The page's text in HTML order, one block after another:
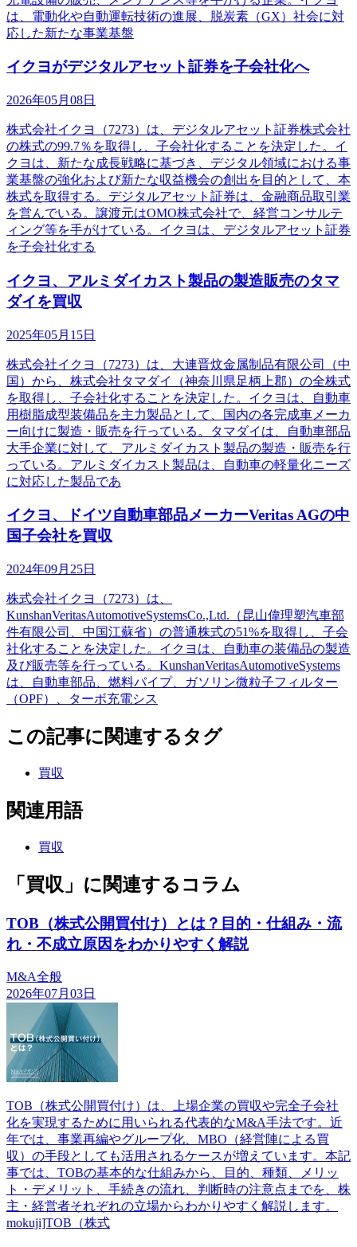
は、電動化や自動運転技術の進展、脱炭素（GX）社会に対
応した新たな事業基盤
イクヨがデジタルアセット証券を子会社化へ
2026年05月08日
株式会社イクヨ（7273）は、デジタルアセット証券株式会社
の株式の99.7％を取得し、子会社化することを決定した。イ
クヨは、新たな成長戦略に基づき、デジタル領域における事
業基盤の強化および新たな収益機会の創出を目的として、本
株式を取得する。デジタルアセット証券は、金融商品取引業
を営んでいる。譲渡元はOMO株式会社で、経営コンサルテ
ィング等を手がけている。イクヨは、デジタルアセット証券
を子会社化する
イクヨ、アルミダイカスト製品の製造販売のタマ
ダイを買収
2025年05月15日
株式会社イクヨ（7273）は、大連晋炆金属制品有限公司（中
国）から、株式会社タマダイ（神奈川県足柄上郡）の全株式
を取得し、子会社化することを決定した。イクヨは、自動車
用樹脂成型装備品を主力製品として、国内の各完成車メーカ
ー向けに製造・販売を行っている。タマダイは、自動車部品
大手企業に対して、アルミダイカスト製品の製造・販売を行
っている。アルミダイカスト製品は、自動車の軽量化ニーズ
に対応した製品であ
イクヨ、ドイツ自動車部品メーカーVeritas AGの中
国子会社を買収
2024年09月25日
株式会社イクヨ（7273）は、
KunshanVeritasAutomotiveSystemsCo.,Ltd.（昆山偉理塑汽車部
件有限公司、中国江蘇省）の普通株式の51%を取得し、子会
社化することを決定した。イクヨは、自動車の装備品の製造
及び販売等を行っている。KunshanVeritasAutomotiveSystems
は、自動車部品、燃料パイプ、ガソリン微粒子フィルター
（OPF）、ターボ充電シス
この記事に関連するタグ
買収
関連用語
買収
「買収」に関連するコラム
TOB（株式公開買付け）とは？目的・仕組み・流
れ・不成立原因をわかりやすく解説
M&A全般
2026年07月03日
TOB（株式公開買付け）は、上場企業の買収や完全子会社
化を実現するために用いられる代表的なM&A手法です。近
年では、事業再編やグループ化、MBO（経営陣による買
収）の手段としても活用されるケースが増えています。本記
事では、TOBの基本的な仕組みから、目的、種類、メリッ
ト・デメリット、手続きの流れ、判断時の注意点までを、株
主・経営者それぞれの立場からわかりやすく解説します。
mokuji]TOB（株式